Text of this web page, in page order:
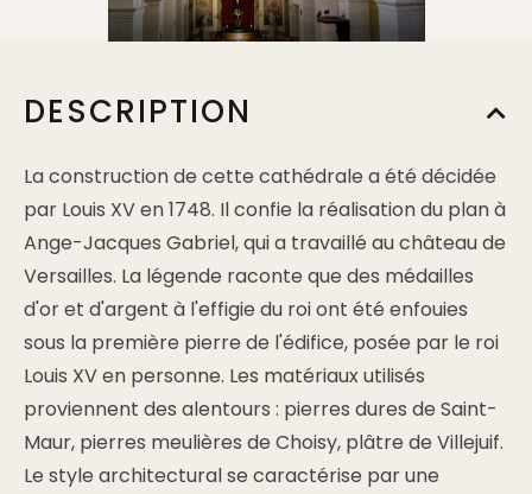
DESCRIPTION
La construction de cette cathédrale a été décidée
par Louis XV en 1748. Il confie la réalisation du plan à
Ange-Jacques Gabriel, qui a travaillé au château de
Versailles. La légende raconte que des médailles
d'or et d'argent à l'effigie du roi ont été enfouies
sous la première pierre de l'édifice, posée par le roi
Louis XV en personne. Les matériaux utilisés
proviennent des alentours : pierres dures de Saint-
Maur, pierres meulières de Choisy, plâtre de Villejuif.
Le style architectural se caractérise par une